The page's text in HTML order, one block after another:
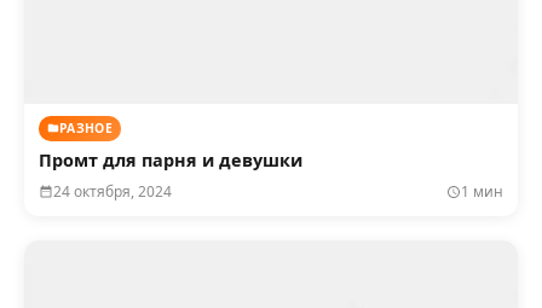
РАЗНОЕ
Промт для парня и девушки
24 октября, 2024 1 мин